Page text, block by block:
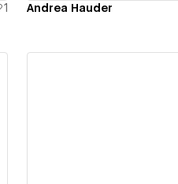
1 Andrea Hauder